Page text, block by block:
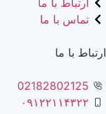
ارتباط با ما
تماس با ما
ارتباط با ما
02182802125
۰۹۱۲۲۱۱۴۳۲۲